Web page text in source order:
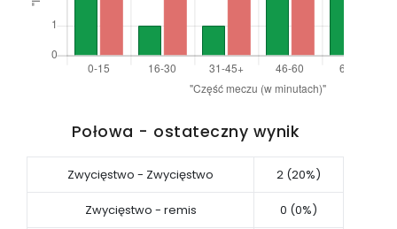
Połowa - ostateczny wynik
Zwycięstwo - Zwycięstwo 2 (20%)
Zwycięstwo - remis 0 (0%)